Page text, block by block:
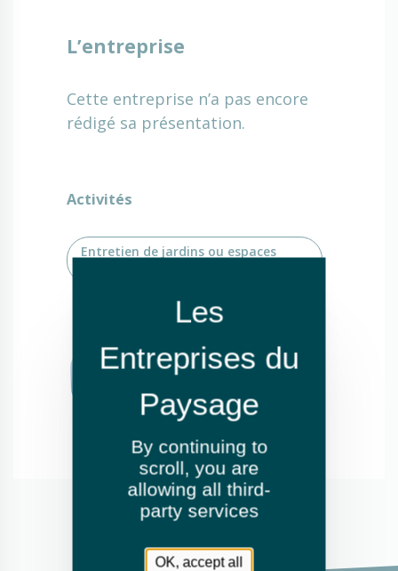
L’entreprise
Cette entreprise n’a pas encore
rédigé sa présentation.
Activités
Entretien de jardins ou espaces
By continuing to
scroll, you are
allowing all third-
party services
OK, accept all